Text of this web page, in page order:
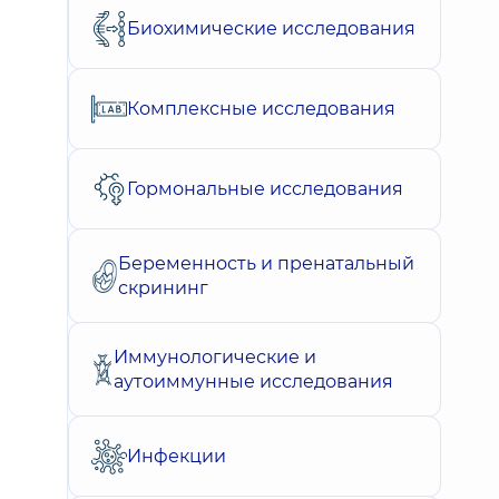
Биохимические исследования
Комплексные исследования
Гормональные исследования
Беременность и пренатальный
скрининг
Иммунологические и
аутоиммунные исследования
Инфекции